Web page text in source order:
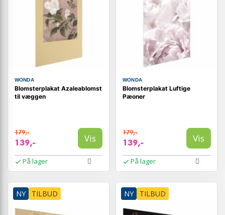
WONDA
Blomsterplakat Azaleablomst
til væggen
179,-
139,- Vis
På lager
WONDA
Blomsterplakat Luftige
Pæoner
179,-
139,- Vis
På lager
NY TILBUD NY TILBUD